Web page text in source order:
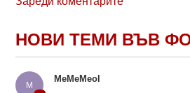
НОВИ ТЕМИ ВЪВ
MeMeMeol